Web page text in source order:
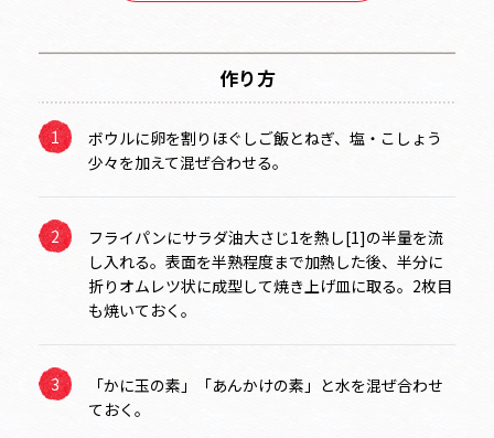
作り方
ボウルに卵を割りほぐしご飯とねぎ、塩・こしょう
少々を加えて混ぜ合わせる。
フライパンにサラダ油大さじ1を熱し[1]の半量を流
し入れる。表面を半熟程度まで加熱した後、半分に
折りオムレツ状に成型して焼き上げ皿に取る。2枚目
も焼いておく。
「かに玉の素」「あんかけの素」と水を混ぜ合わせ
ておく。